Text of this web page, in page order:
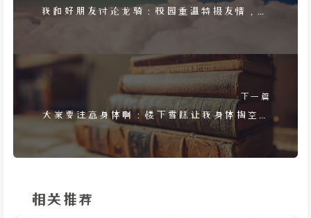
我和好朋友讨论龙骑：校园重温特摄友情，却
下一篇
大家要注意身体啊：楼下雪糕让我身体掏空，
夏季食品需警惕
相关推荐